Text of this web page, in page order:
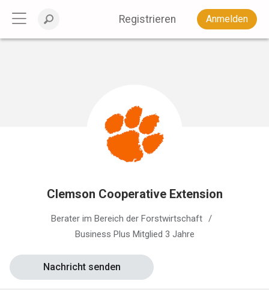
Registrieren Anmelden
Clemson Cooperative Extension
Berater im Bereich der Forstwirtschaft
Business Plus Mitglied 3 Jahre
Nachricht senden